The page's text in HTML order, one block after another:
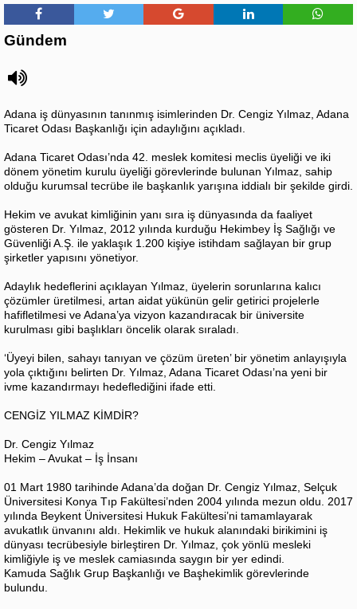
Gündem
Adana iş dünyasının tanınmış isimlerinden Dr. Cengiz Yılmaz, Adana
Ticaret Odası Başkanlığı için adaylığını açıkladı.
Adana Ticaret Odası’nda 42. meslek komitesi meclis üyeliği ve iki
dönem yönetim kurulu üyeliği görevlerinde bulunan Yılmaz, sahip
olduğu kurumsal tecrübe ile başkanlık yarışına iddialı bir şekilde girdi.
Hekim ve avukat kimliğinin yanı sıra iş dünyasında da faaliyet
gösteren Dr. Yılmaz, 2012 yılında kurduğu Hekimbey İş Sağlığı ve
Güvenliği A.Ş. ile yaklaşık 1.200 kişiye istihdam sağlayan bir grup
şirketler yapısını yönetiyor.
Adaylık hedeflerini açıklayan Yılmaz, üyelerin sorunlarına kalıcı
çözümler üretilmesi, artan aidat yükünün gelir getirici projelerle
hafifletilmesi ve Adana’ya vizyon kazandıracak bir üniversite
kurulması gibi başlıkları öncelik olarak sıraladı.
‘Üyeyi bilen, sahayı tanıyan ve çözüm üreten’ bir yönetim anlayışıyla
yola çıktığını belirten Dr. Yılmaz, Adana Ticaret Odası’na yeni bir
ivme kazandırmayı hedeflediğini ifade etti.
CENGİZ YILMAZ KİMDİR?
Dr. Cengiz Yılmaz
Hekim – Avukat – İş İnsanı
01 Mart 1980 tarihinde Adana’da doğan Dr. Cengiz Yılmaz, Selçuk
Üniversitesi Konya Tıp Fakültesi’nden 2004 yılında mezun oldu. 2017
yılında Beykent Üniversitesi Hukuk Fakültesi’ni tamamlayarak
avukatlık ünvanını aldı. Hekimlik ve hukuk alanındaki birikimini iş
dünyası tecrübesiyle birleştiren Dr. Yılmaz, çok yönlü mesleki
kimliğiyle iş ve meslek camiasında saygın bir yer edindi.
Kamuda Sağlık Grup Başkanlığı ve Başhekimlik görevlerinde
bulundu.